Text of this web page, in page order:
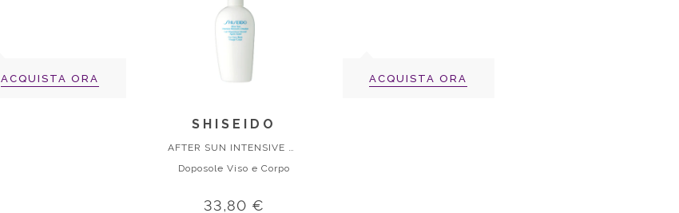
ACQUISTA ORA
SHISEIDO
AFTER SUN INTENSIVE RECOVERY EMULSION
Doposole Viso e Corpo
33,80 €
ACQUISTA ORA